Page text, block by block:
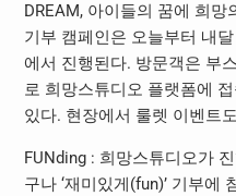
DREAM, 아이들의 꿈에 희망
기부 캠페인은 오늘부터 내
에서 진행된다. 방문객은 부
로 희망스튜디오 플랫폼에
있다. 현장에서 룰렛 이벤트
FUNding : 희망스튜디오가
구나 ‘재미있게(fun)’ 기부에